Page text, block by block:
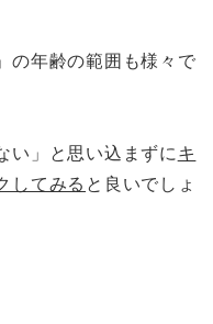
の年齢の範囲も様々で
い」と思い込まずに キ
してみる と良いでしょ